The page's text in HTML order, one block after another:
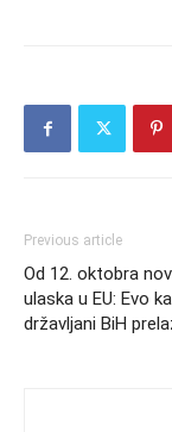
Previous article
Od 12. oktobra
ulaska u EU: Evo
državljani BiH